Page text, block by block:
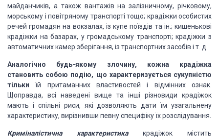
майданчиків, а також вантажів на залізничному, річковому,
морському і повітряному транспорті тощо; крадіжки особистих
речей громадян на вокзалах, із купе поїздів та ін.; кишенькові
крадіжки на базарах, у громадському транспорті; крадіжки з
автоматичних камер зберігання, із транспортних засобів і т. д.
Аналогічно будь-якому злочину, кожна крадіжка
становить собою подію, що характеризується сукупністю
тільки їй прита­манних властивостей і відмінних ознак.
Щоправда, всі наведені вище та інші різновиди крадіжок
мають і спільні риси, які дозволяють дати їм узагальнену
характеристику, вирізнивши певну специфіку їх розслідування.
Криміналістична характе­ристика крадіжок містить